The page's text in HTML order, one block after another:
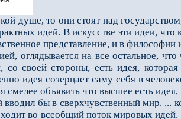
душе, то они стоят над
идей. В искусстве эти идеи, что
представление, и в философии
оглядывается на все остальное,
своей стороны, есть идея, которая
идея созерцает саму себя в
объявить что высшее есть идея,
бы в сверхчувственный мир. ...
во всеобщий поток мировых